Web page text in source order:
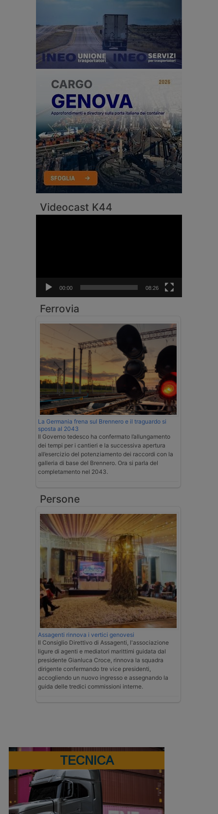
Videocast K44
00:00 08:26
Ferrovia
La Germania frena sul Brennero e il traguardo si
sposta al 2043
Il Governo tedesco ha confermato l’allungamento
dei tempi per i cantieri e la successiva apertura
all’esercizio del potenziamento dei raccordi con la
galleria di base del Brennero. Ora si parla del
completamento nel 2043.
Persone
Assagenti rinnova i vertici genovesi
Il Consiglio Direttivo di Assagenti, l'associazione
ligure di agenti e mediatori marittimi guidata dal
presidente Gianluca Croce, rinnova la squadra
dirigente confermando tre vice presidenti,
accogliendo un nuovo ingresso e assegnando la
guida delle tredici commissioni interne.
TECNICA